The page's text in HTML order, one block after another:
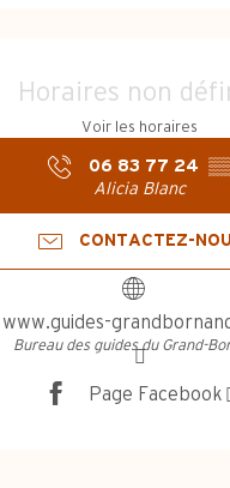
Horaires non
Voir les horaires
06 83 77 24
Alicia Blanc
CONTACTEZ-
www.guides-
Bureau des guides du Grand-
Page Facebook